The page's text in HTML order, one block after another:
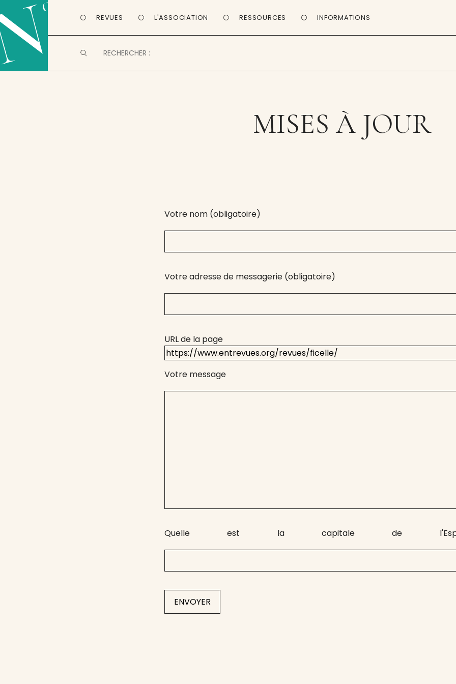
REVUES L'ASSOCIATION RESSOURCES INFORMATIONS
MISES À JOUR
Votre nom (obligatoire)
Votre adresse de messagerie (obligatoire)
URL de la page
Votre message
Quelle est la capitale de